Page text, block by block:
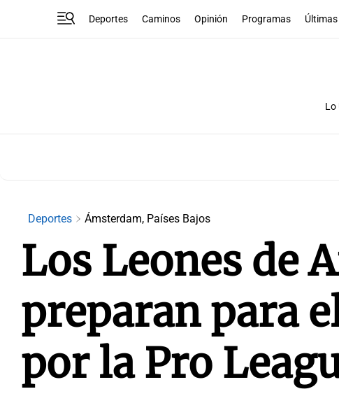
Deportes Caminos Opinión Programas
Lo
Deportes Ámsterdam, Países Bajos
Los Leones de
preparan para
por la Pro